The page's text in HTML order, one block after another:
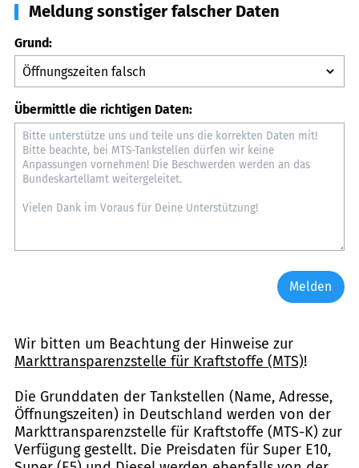
Meldung sonstiger falscher Daten
Grund:
Übermittle die richtigen Daten:
Melden
Wir bitten um Beachtung der Hinweise zur
Markttransparenzstelle für Kraftstoffe (MTS)!
Die Grunddaten der Tankstellen (Name, Adresse,
Öffnungszeiten) in Deutschland werden von der
Markttransparenzstelle für Kraftstoffe (MTS-K) zur
Verfügung gestellt. Die Preisdaten für Super E10,